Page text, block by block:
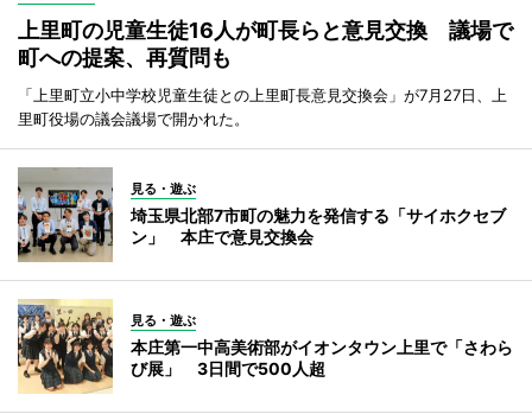
上里町の児童生徒16人が町長らと意見交換 議場で
町への提案、再質問も
「上里町立小中学校児童生徒との上里町長意見交換会」が7月27日、上
里町役場の議会議場で開かれた。
見る・遊ぶ
埼玉県北部7市町の魅力を発信する「サイホクセブ
ン」 本庄で意見交換会
見る・遊ぶ
本庄第一中高美術部がイオンタウン上里で「さわら
び展」 3日間で500人超